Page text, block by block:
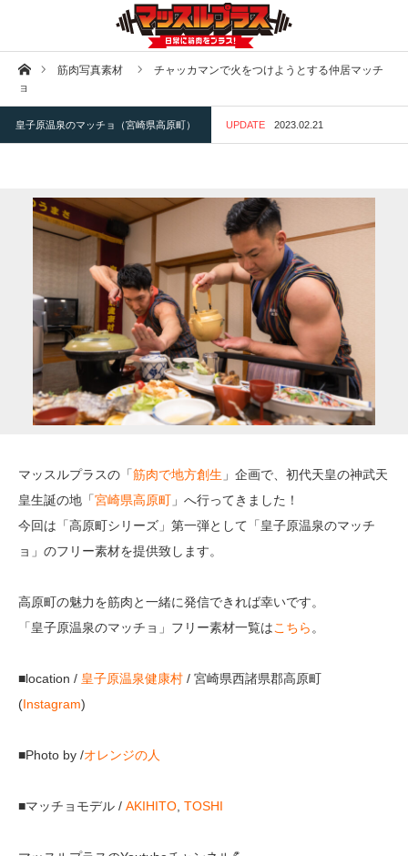
ホーム筋肉写真素材
チャッカマンで火をつけようとする仲居マッチ
ョ
皇子原温泉のマッチョ（宮崎県高原町） UPDATE 2023.02.21
マッスルプラスの「筋肉で地方創生 」企画で、初代天皇の神武天
皇生誕の地「宮崎県高原町 」へ行ってきました！
今回は「高原町シリーズ」第一弾として「皇子原温泉のマッチ
ョ」のフリー素材を提供致します。
高原町の魅力を筋肉と一緒に発信できれば幸いです。
「皇子原温泉のマッチョ」フリー素材一覧はこちら 。
■location / 皇子原温泉健康村 / 宮崎県西諸県郡高原町
(Instagram)
■Photo by /オレンジの人
■マッチョモデル / AKIHITO TOSHI